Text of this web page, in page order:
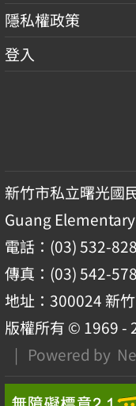
隱私權政策
登入
新竹市私立曙光
Guang
電話：(03) 532-
傳真：(03) 542-
地址：300024 新
版權所有 © 1969 -
| Powered by